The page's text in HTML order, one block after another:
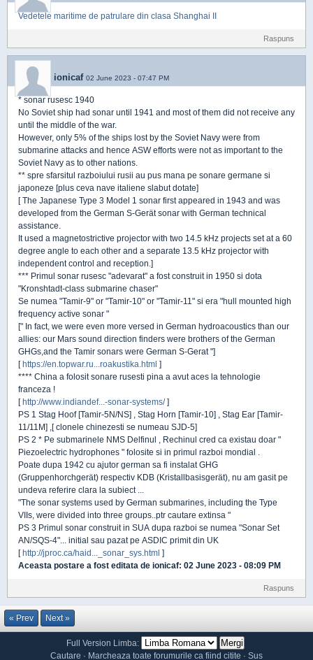
Vedetele maritime de patrulare din clasa Shanghai II
Raspuns
ionicaf 02 June 2023 - 07:47 PM
* sonar rusesc 1940
No Soviet ship had sonar until 1941 and most of them did not receive any
until the middle of the war.
However, only 5% of the ships lost by the Soviet Navy were from
submarine attacks and hence ASW efforts were not as important to the
Soviet Navy as to other nations.
** spre sfarsitul razboiului rusii au pus mana pe sonare germane si
japoneze [plus ceva nave italiene slabut dotate]
[ The Japanese Type 3 Model 1 sonar first appeared in 1943 and was
developed from the German S-Gerät sonar with German technical
assistance.
It used a magnetostrictive projector with two 14.5 kHz projects set at a 60
degree angle to each other and a separate 13.5 kHz projector with
independent control and reception.]
*** Primul sonar rusesc "adevarat" a fost construit in 1950 si dota
"Kronshtadt-class submarine chaser"
Se numea "Tamir-9" or "Tamir-10" or "Tamir-11" si era "hull mounted high
frequency active sonar "
[" In fact, we were even more versed in German hydroacoustics than our
allies: our Mars sound direction finders were brothers of the German
GHGs,and the Tamir sonars were German S-Gerat "]
[https://en.topwar.ru...roakustika.html ]
**** China a folosit sonare rusesti pina a avut aces la tehnologie
franceza !
[http://www.indiandef...-sonar-systems/]
PS 1 Stag Hoof [Tamir-5N/NS] , Stag Horn [Tamir-10] , Stag Ear [Tamir-
11/11M] ,[ clonele chinezesti se numeau SJD-5]
PS 2 * Pe submarinele NMS Delfinul , Rechinul cred ca existau doar "
Piezoelectric hydrophones " folosite si in primul razboi mondial .
Poate dupa 1942 cu ajutor german sa fi instalat GHG
(Gruppenhorchgerät) respectiv KDB (Kristallbasisgerät), nu am gasit pe
undeva referire clara la subiect ...
"The sonar systems used by German submarines, including the Type
VIIs, were divided into three groups..ptr cautare extinsa "
PS 3 Primul sonar construit in SUA dupa razboi se numea "Sonar Set
AN/SQS-4"... initial sau pazat pe ASDIC primit din UK
[http://jproc.ca/haid..._sonar_sys.html ]
Aceasta postare a fost editata de ionicaf: 02 June 2023 - 08:09 PM
Raspuns
« Prev Next »
Full Version Limba:
Cautare · Marcheaza toate forumurile ca fiind citite · Sus